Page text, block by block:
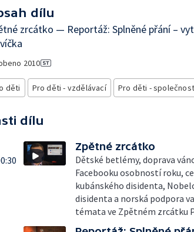
dílu
zrcátko — Reportáž: Splněné přání –
2010
děti Pro děti - vzdělávací Pro děti - společnost
dílu
Zpětné zrcátko
Dětské betlémy, doprava
Facebooku osobností roku,
kubánského disidenta,
disidenta a norská podpora
témata ve Zpětném zrcátku